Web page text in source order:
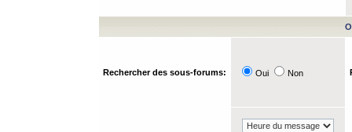
Rechercher des sous-forums: Oui Non